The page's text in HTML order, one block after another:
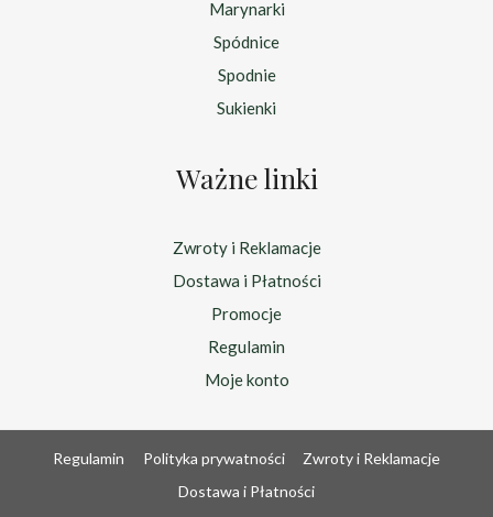
Marynarki
Spódnice
Spodnie
Sukienki
Ważne linki
Zwroty i Reklamacje
Dostawa i Płatności
Promocje
Regulamin
Moje konto
Regulamin Polityka prywatności
Zwroty i Reklamacje
Dostawa i Płatności